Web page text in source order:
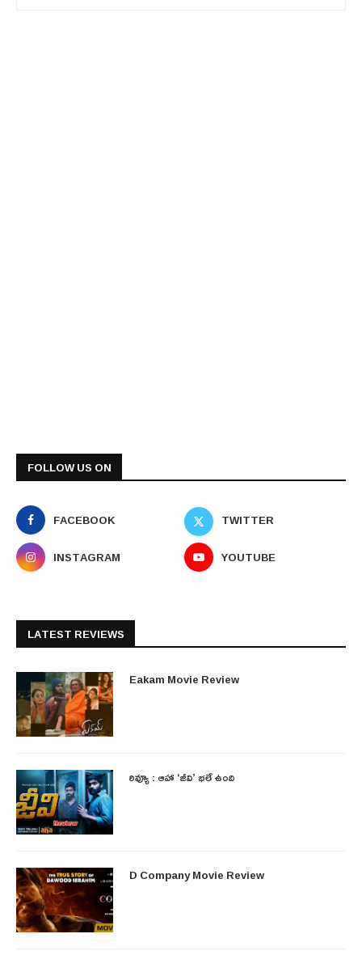
FOLLOW US ON
FACEBOOK
TWITTER
INSTAGRAM
YOUTUBE
LATEST REVIEWS
Eakam Movie Review
రివ్యూ : ఆహా ‘జీవి’ భలే ఉంది
D Company Movie Review